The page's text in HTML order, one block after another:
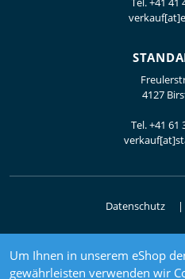
Um Ihnen in unserem eShop
gewährleisten verwenden wir
4127
Tel.+41 61
Datenschutz
© 2026